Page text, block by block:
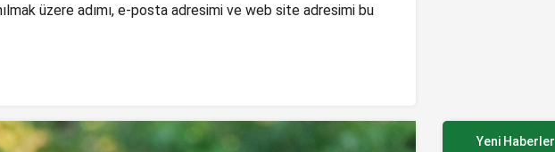
üzere adımı, e-posta adresimi ve web site adresimi bu
Yeni Haberler